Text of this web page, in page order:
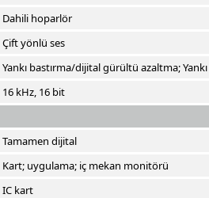
Dahili hoparlör
Çift yönlü ses
Yankı bastırma/dijital gürültü azaltma;
16 kHz, 16 bit
Tamamen dijital
Kart; uygulama; iç mekan monitörü
IC kart